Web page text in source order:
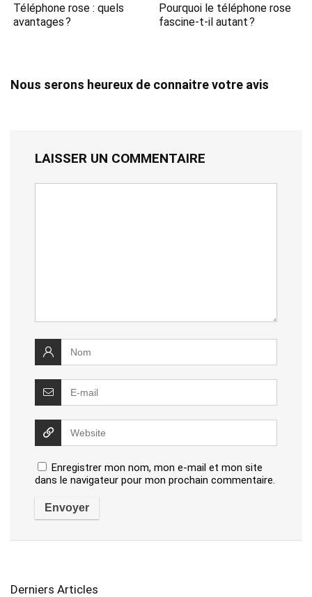
Téléphone rose : quels
avantages ?
Pourquoi le téléphone rose
fascine-t-il autant ?
Nous serons heureux de connaitre votre avis
LAISSER UN COMMENTAIRE
Enregistrer mon nom, mon e-mail et mon site
dans le navigateur pour mon prochain commentaire.
Derniers Articles